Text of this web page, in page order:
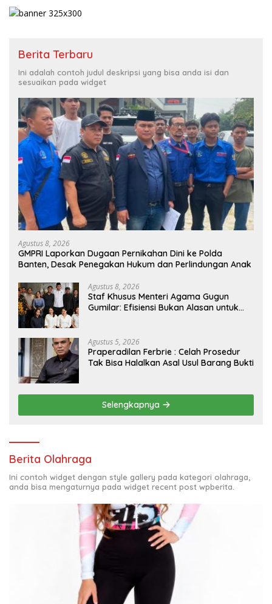
Berita Terbaru
Ini adalah contoh judul deskripsi yang bisa anda isi dan
sesuaikan pada widget
Agustus 8, 2026
GMPRI Laporkan Dugaan Pernikahan Dini ke Polda
Banten, Desak Penegakan Hukum dan Perlindungan Anak
Agustus 8, 2026
Staf Khusus Menteri Agama Gugun
Gumilar: Efisiensi Bukan Alasan untuk
Agustus 5, 2026
Praperadilan Ferbrie : Celah Prosedur
Tak Bisa Halalkan Asal Usul Barang Bukti
Selengkapnya
Berita Olahraga
Ini contoh widget dengan style gallery pada kategori olahraga,
anda bisa mengaturnya pada widget recent post wpberita.